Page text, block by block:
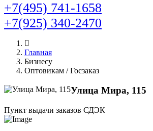
+7(495) 741-1658
+7(925) 340-2470
Главная
Бизнесу
Оптовикам / Госзаказ
Улица Мира, 115
Пункт выдачи заказов СДЭК